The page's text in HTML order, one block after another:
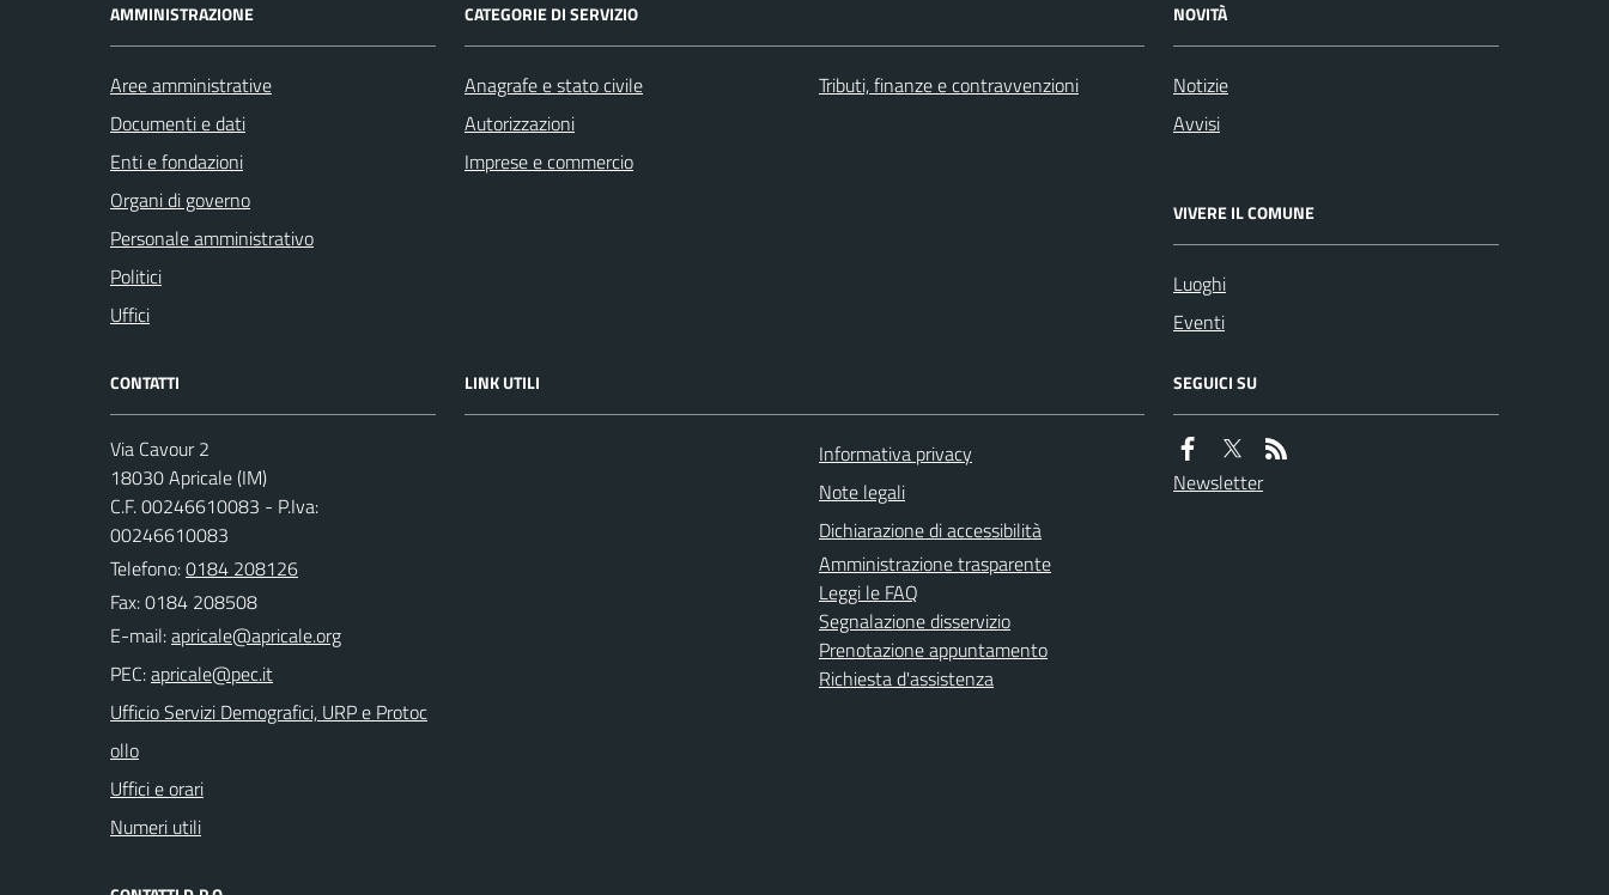
AMMINISTRAZIONE
Aree amministrative
Documenti e dati
Enti e fondazioni
Organi di governo
Personale amministrativo
Politici
Uffici
CATEGORIE DI SERVIZIO
Anagrafe e stato civile
Autorizzazioni
Imprese e commercio
Tributi, finanze e contravvenzioni
NOVITÀ
Notizie
Avvisi
VIVERE IL COMUNE
Luoghi
Eventi
CONTATTI
Via Cavour 2
18030 Apricale (IM)
C.F. 00246610083 - P.Iva:
00246610083
Telefono:0184 208126
Fax: 0184 208508
E-mail:
PEC:
Ufficio Servizi Demografici, URP e Protoc
ollo
Uffici e orari
Numeri utili
LINK UTILI
Informativa privacy
Note legali
Dichiarazione di accessibilità
Amministrazione trasparente
Leggi le FAQ
Segnalazione disservizio
Prenotazione appuntamento
Richiesta d'assistenza
SEGUICI SU
Newsletter